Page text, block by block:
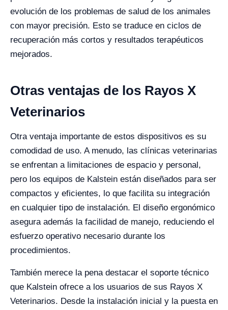
evolución de los problemas de salud de los animales
con mayor precisión. Esto se traduce en ciclos de
recuperación más cortos y resultados terapéuticos
mejorados.
Otras ventajas de los Rayos X
Veterinarios
Otra ventaja importante de estos dispositivos es su
comodidad de uso. A menudo, las clínicas veterinarias
se enfrentan a limitaciones de espacio y personal,
pero los equipos de Kalstein están diseñados para ser
compactos y eficientes, lo que facilita su integración
en cualquier tipo de instalación. El diseño ergonómico
asegura además la facilidad de manejo, reduciendo el
esfuerzo operativo necesario durante los
procedimientos.
También merece la pena destacar el soporte técnico
que Kalstein ofrece a los usuarios de sus Rayos X
Veterinarios. Desde la instalación inicial y la puesta en